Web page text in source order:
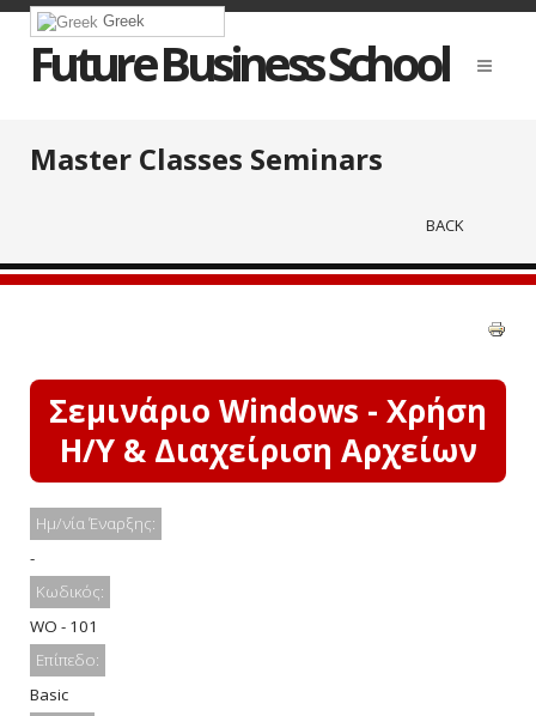
Greek
Future Business School
Master Classes Seminars
BACK
Σεμινάριο Windows - Χρήση
Η/Υ & Διαχείριση Αρχείων
Ημ/νία Έναρξης:
-
Κωδικός:
WO - 101
Επίπεδο:
Basic